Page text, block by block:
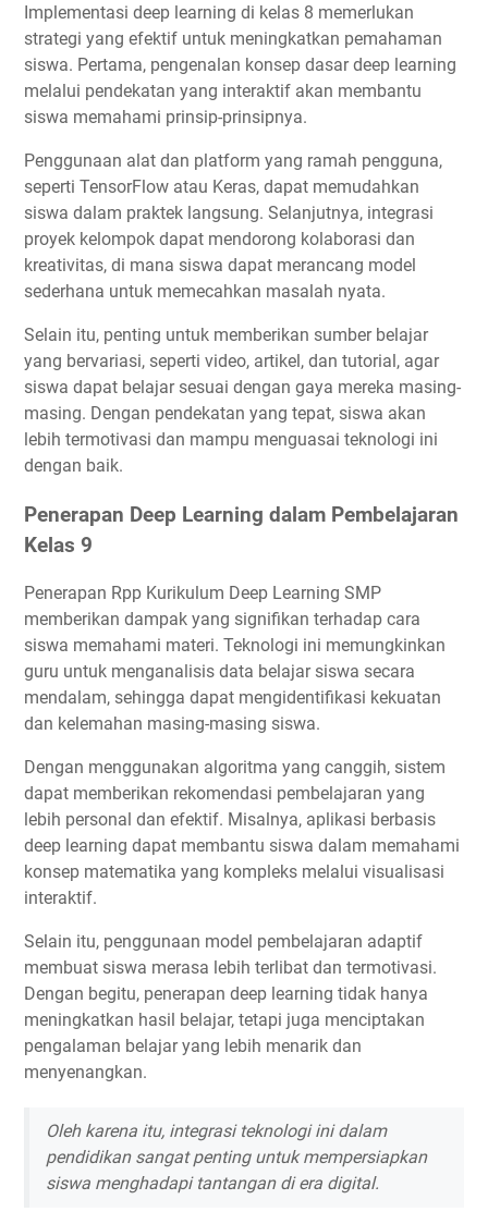
Implementasi deep learning di kelas 8 memerlukan
strategi yang efektif untuk meningkatkan pemahaman
siswa. Pertama, pengenalan konsep dasar deep learning
melalui pendekatan yang interaktif akan membantu
siswa memahami prinsip-prinsipnya.
Penggunaan alat dan platform yang ramah pengguna,
seperti TensorFlow atau Keras, dapat memudahkan
siswa dalam praktek langsung. Selanjutnya, integrasi
proyek kelompok dapat mendorong kolaborasi dan
kreativitas, di mana siswa dapat merancang model
sederhana untuk memecahkan masalah nyata.
Selain itu, penting untuk memberikan sumber belajar
yang bervariasi, seperti video, artikel, dan tutorial, agar
siswa dapat belajar sesuai dengan gaya mereka masing-
masing. Dengan pendekatan yang tepat, siswa akan
lebih termotivasi dan mampu menguasai teknologi ini
dengan baik.
Penerapan Deep Learning dalam Pembelajaran
Kelas 9
Penerapan Rpp Kurikulum Deep Learning SMP
memberikan dampak yang signifikan terhadap cara
siswa memahami materi. Teknologi ini memungkinkan
guru untuk menganalisis data belajar siswa secara
mendalam, sehingga dapat mengidentifikasi kekuatan
dan kelemahan masing-masing siswa.
Dengan menggunakan algoritma yang canggih, sistem
dapat memberikan rekomendasi pembelajaran yang
lebih personal dan efektif. Misalnya, aplikasi berbasis
deep learning dapat membantu siswa dalam memahami
konsep matematika yang kompleks melalui visualisasi
interaktif.
Selain itu, penggunaan model pembelajaran adaptif
membuat siswa merasa lebih terlibat dan termotivasi.
Dengan begitu, penerapan deep learning tidak hanya
meningkatkan hasil belajar, tetapi juga menciptakan
pengalaman belajar yang lebih menarik dan
menyenangkan.
Oleh karena itu, integrasi teknologi ini dalam
pendidikan sangat penting untuk mempersiapkan
siswa menghadapi tantangan di era digital.